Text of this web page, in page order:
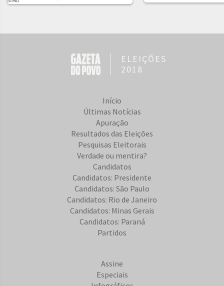
ELEIÇÕES
2018
Início
Últimas Notícias
Apuração
Resultados das Eleições
Pesquisas Eleitorais
Verdade ou mentira?
Candidatos
Candidatos: Presidente
Candidatos: São Paulo
Candidatos: Rio de Janeiro
Candidatos: Minas Gerais
Candidatos: Paraná
Partidos
Assine
Especiais